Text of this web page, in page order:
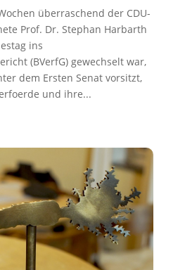
überraschend der CDU-
Prof. Dr. Stephan Harbarth
ins
(BVerfG) gewechselt war,
dem Ersten Senat vorsitzt,
und ihre...